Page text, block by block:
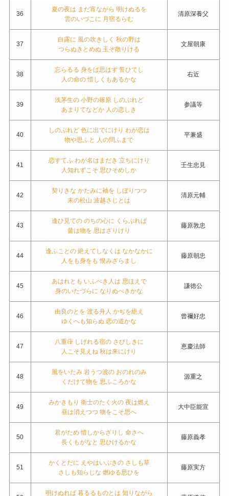
36
夏の夜は まだ宵ながら 明けぬるを
雲のいづこに 月宿るらむ
清原深養父
37
白露に 風の吹きしく 秋の野は
つらぬきとめぬ 玉ぞ散りける
文屋朝康
38
忘らるる 身をば思はず 誓ひてし
人の命の 惜しくもあるかな
右近
39
浅茅生の 小野の篠原 しのぶれど
あまりてなどか 人の恋しき
参議等
40
しのぶれど 色に出でにけり わが恋は
物や思ふと 人の問ふまで
平兼盛
41
恋すてふ わが名はまだき 立ちにけり
人知れずこそ 思ひそめしか
壬生忠見
42
契りきな かたみに袖を しぼりつつ
末の松山 波越さじとは
清原元輔
43
逢ひ見ての のちの心に くらぶれば
昔は物を 思はざりけり
藤原敦忠
44
逢ふことの 絶えてしなくは なかなかに
人をも身をも 恨みざらまし
藤原朝忠
45
あはれとも いふべき人は 思ほえで
身のいたづらに なりぬべきかな
謙徳公
46
由良のとを 渡る舟人 かぢを絶え
ゆくへも知らぬ 恋の道かな
曾禰好忠
47
八重葎 しげれる宿の さびしきに
人こそ見えね 秋は来にけり
恵慶法師
48
風をいたみ 岩うつ波の おのれのみ
くだけて物を 思ふころかな
源重之
49
みかきもり 衛士のたく火の 夜は燃え
昼は消えつつ 物をこそ思へ
大中臣能宣
50
君がため 惜しからざりし 命さへ
長くもがなと 思ひけるかな
藤原義孝
51
かくとだに えやはいぶきの さしも草
さしも知らじな 燃ゆる思ひを
藤原実方
明けぬれば 暮るるものとは 知りながら